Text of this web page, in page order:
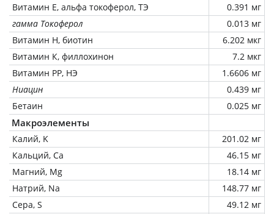
Витамин Е, альфа токоферол, ТЭ
0.391 мг
гамма Токоферол
0.013 мг
Витамин Н, биотин
6.202 мкг
Витамин К, филлохинон
7.2 мкг
Витамин РР, НЭ
1.6606 мг
Ниацин
0.439 мг
Бетаин
0.025 мг
Макроэлементы
Калий, K
201.02 мг
Кальций, Ca
46.15 мг
Магний, Mg
18.14 мг
Натрий, Na
148.77 мг
Сера, S
49.12 мг